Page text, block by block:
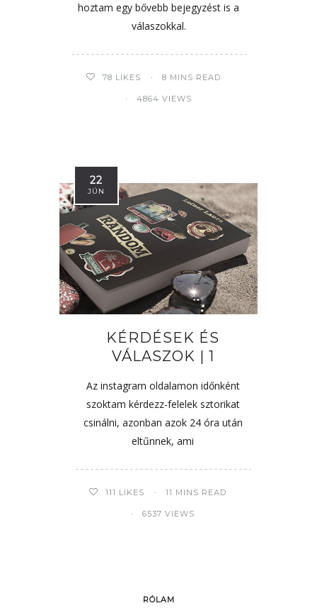
hoztam egy bővebb bejegyzést is a
válaszokkal.
78 LIKES 8 MINS READ
4864 VIEWS
22
JÚN
KÉRDÉSEK ÉS
VÁLASZOK | 1
Az instagram oldalamon időnként
szoktam kérdezz-felelek sztorikat
csinálni, azonban azok 24 óra után
eltűnnek, ami
111 LIKES 11 MINS READ
6537 VIEWS
RÓLAM